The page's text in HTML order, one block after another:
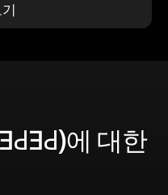
에 대한